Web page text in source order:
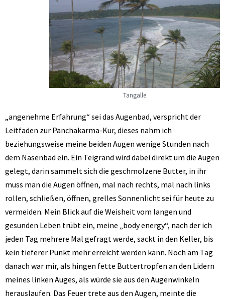
Tangalle
„angenehme Erfahrung“ sei das Augenbad, verspricht der
Leitfaden zur Panchakarma-Kur, dieses nahm ich
beziehungsweise meine beiden Augen wenige Stunden nach
dem Nasenbad ein. Ein Teigrand wird dabei direkt um die Augen
gelegt, darin sammelt sich die geschmolzene Butter, in ihr
muss man die Augen öffnen, mal nach rechts, mal nach links
rollen, schließen, öffnen, grelles Sonnenlicht sei für heute zu
vermeiden. Mein Blick auf die Weisheit vom langen und
gesunden Leben trübt ein, meine „body energy“, nach der ich
jeden Tag mehrere Mal gefragt werde, sackt in den Keller, bis
kein tieferer Punkt mehr erreicht werden kann. Noch am Tag
danach war mir, als hingen fette Buttertropfen an den Lidern
meines linken Auges, als würde sie aus den Augenwinkeln
herauslaufen. Das Feuer trete aus den Augen, meinte die